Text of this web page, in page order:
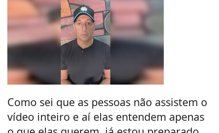
Como sei que as pessoas não assistem o
vídeo inteiro e aí elas entendem apenas